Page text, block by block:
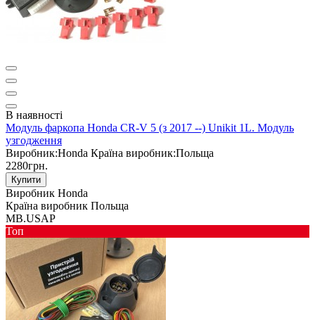
В наявності
Модуль фаркопа Honda CR-V 5 (з 2017 --) Unikit 1L. Модуль
узгодження
Виробник:Honda Країна виробник:Польща
2280грн.
Купити
Виробник Honda
Країна виробник Польща
MB.USAP
Toп